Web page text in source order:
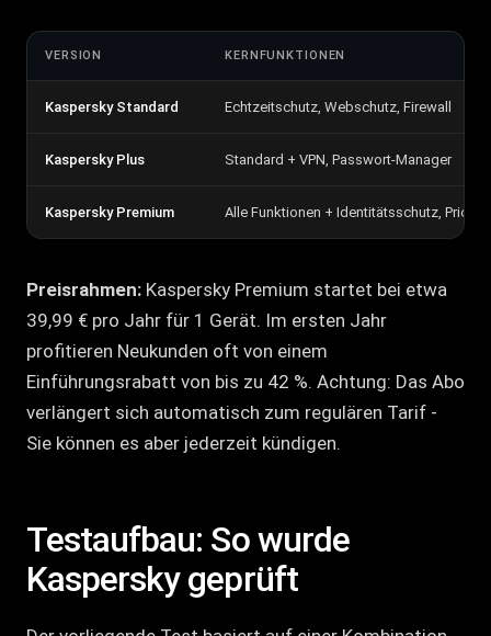
VERSION KERNFUNKTIONEN
Kaspersky Standard Echtzeitschutz, Webschutz, Firewall
Kaspersky Plus Standard + VPN, Passwort-Manager
Kaspersky Premium Alle Funktionen + Identitätsschutz,
Preisrahmen: Kaspersky Premium startet bei etwa
39,99 € pro Jahr für 1 Gerät. Im ersten Jahr
profitieren Neukunden oft von einem
Einführungsrabatt von bis zu 42 %. Achtung: Das Abo
verlängert sich automatisch zum regulären Tarif -
Sie können es aber jederzeit kündigen.
Testaufbau: So wurde
Kaspersky geprüft